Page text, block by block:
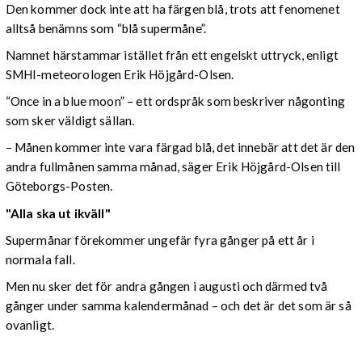
Den kommer dock inte att ha färgen blå, trots att fenomenet
alltså benämns som “blå supermåne”.
Namnet härstammar istället från ett engelskt uttryck, enligt
SMHI-meteorologen Erik Höjgård-Olsen.
“Once in a blue moon” – ett ordspråk som beskriver någonting
som sker väldigt sällan.
– Månen kommer inte vara färgad blå, det innebär att det är den
andra fullmånen samma månad, säger Erik Höjgård-Olsen till
Göteborgs-Posten.
"Alla ska ut ikväll"
Supermånar förekommer ungefär fyra gånger på ett år i
normala fall.
Men nu sker det för andra gången i augusti och därmed två
gånger under samma kalendermånad – och det är det som är så
ovanligt.